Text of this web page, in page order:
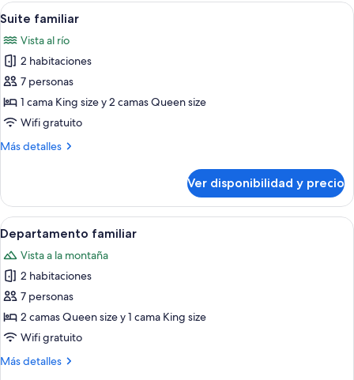
Ver
todas
las
fotos
de
Suite
familiar
Habitación de hotel con dos camas,
6
Suite familiar
Vista al río
2 habitaciones
7 personas
1 cama King size y 2 camas Queen size
Wifi gratuito
Más detalles
Más
familiar
Ver disponibilidad y precio
Ver
todas
las
fotos
de
Departamento
familiar
Habitación de hotel con dos camas,
6
Departamento familiar
Vista a la montaña
2 habitaciones
7 personas
2 camas Queen size y 1 cama King size
Wifi gratuito
Más detalles
Más